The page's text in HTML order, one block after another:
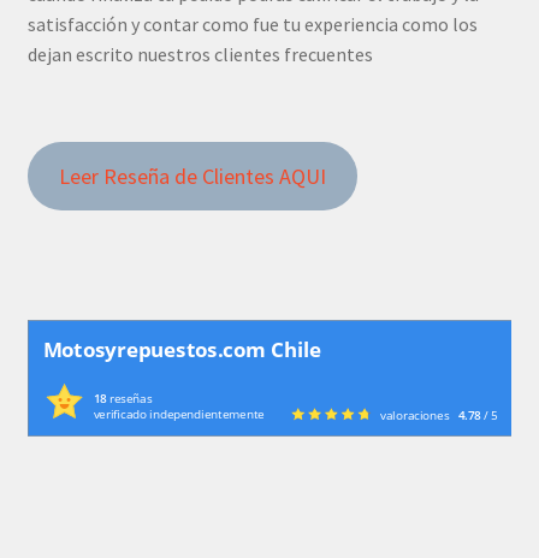
satisfacción y contar como fue tu experiencia como los
dejan escrito nuestros clientes frecuentes
Leer Reseña de Clientes AQUI
Motosyrepuestos.com Chile
18reseñas
verificado independientemente valoraciones 4.78/ 5